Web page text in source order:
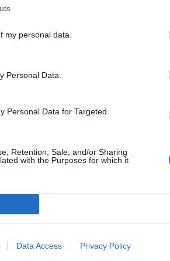
my personal data.
Personal Data.
Personal Data for Targeted
Retention, Sale, and/or Sharing
with the Purposes for which it
Data Access Privacy Policy
Υπουργείου Τουρισμού και
από το Ναυτικό
(MEDCRUISE), την
Σκαφών Τουρισμού, την
την Ένωση
των εν Ελλάδι
ο ΕΟΤ, αργυροί Χορηγοί
Χορηγοί είναι ο
η Global Ports Holding,